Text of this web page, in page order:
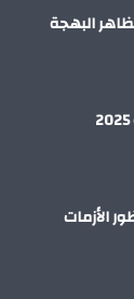
البهجة
الأزمات